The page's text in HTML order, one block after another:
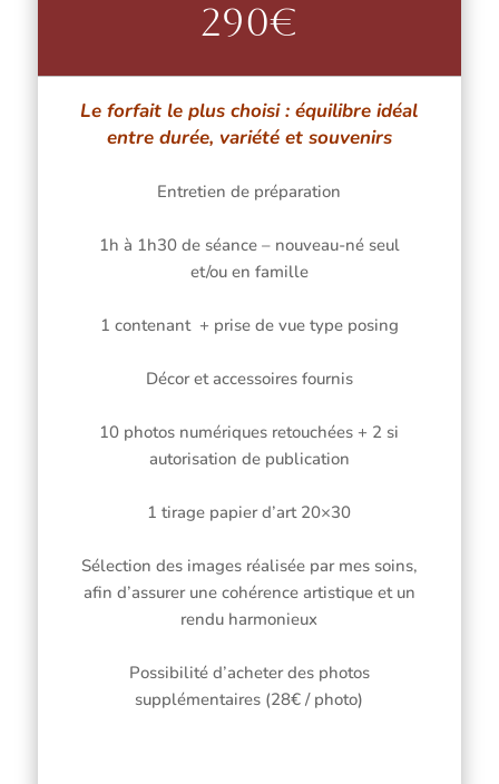
290€
Le forfait le plus choisi : équilibre idéal
entre durée, variété et souvenirs
Entretien de préparation
1h à 1h30 de séance – nouveau-né seul
et/ou en famille
1 contenant + prise de vue type posing
Décor et accessoires fournis
10 photos numériques retouchées + 2 si
autorisation de publication
1 tirage papier d’art 20×30
Sélection des images réalisée par mes soins,
afin d’assurer une cohérence artistique et un
rendu harmonieux
Possibilité d’acheter des photos
supplémentaires (28€ / photo)